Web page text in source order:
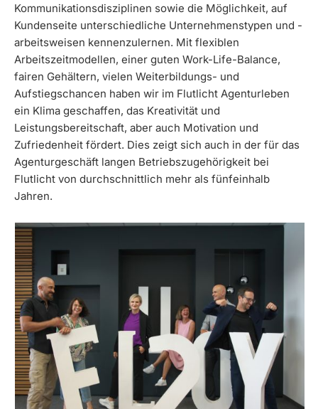
Kommunikationsdisziplinen sowie die Möglichkeit, auf
Kundenseite unterschiedliche Unternehmenstypen und -
arbeitsweisen kennenzulernen. Mit flexiblen
Arbeitszeitmodellen, einer guten Work-Life-Balance,
fairen Gehältern, vielen Weiterbildungs- und
Aufstiegschancen haben wir im Flutlicht Agenturleben
ein Klima geschaffen, das Kreativität und
Leistungsbereitschaft, aber auch Motivation und
Zufriedenheit fördert. Dies zeigt sich auch in der für das
Agenturgeschäft langen Betriebszugehörigkeit bei
Flutlicht von durchschnittlich mehr als fünfeinhalb
Jahren.